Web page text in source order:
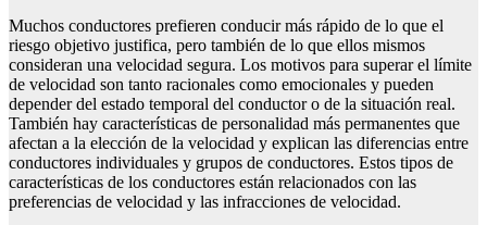
Muchos conductores prefieren conducir más rápido de lo que el
riesgo objetivo justifica, pero también de lo que ellos mismos
consideran una velocidad segura. Los motivos para superar el límite
de velocidad son tanto racionales como emocionales y pueden
depender del estado temporal del conductor o de la situación real.
También hay características de personalidad más permanentes que
afectan a la elección de la velocidad y explican las diferencias entre
conductores individuales y grupos de conductores. Estos tipos de
características de los conductores están relacionados con las
preferencias de velocidad y las infracciones de velocidad.